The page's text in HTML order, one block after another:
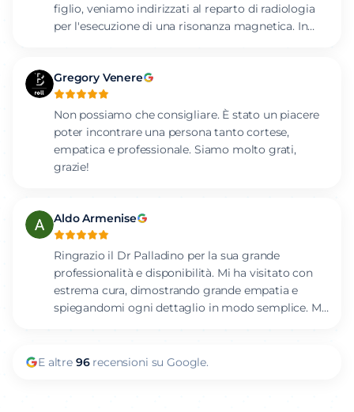
figlio, veniamo indirizzati al reparto di radiologia
per l'esecuzione di una risonanza magnetica. In
rassicurante di cui un genitore ha bisogno in casi
come questo. Prima della risonanza, ci spiega cosa
fare e come compilare il foglio del consenso
informato mentre, ad esame eseguito, ci spiega
cosa é emerso, in modo chiaro e sempre gentile,
rispondendo a tutte le nostre domande. Talvolta i
il caso.
Gregory Venere
Non possiamo che consigliare. È stato un piacere
poter incontrare una persona tanto cortese,
empatica e professionale. Siamo molto grati,
grazie!
Aldo Armenise
Ringrazio il Dr Palladino per la sua grande
professionalità e disponibilità. Mi ha visitato con
estrema cura, dimostrando grande empatia e
spiegandomi ogni dettaglio in modo semplice. Mi
E altre 96 recensioni su Google.